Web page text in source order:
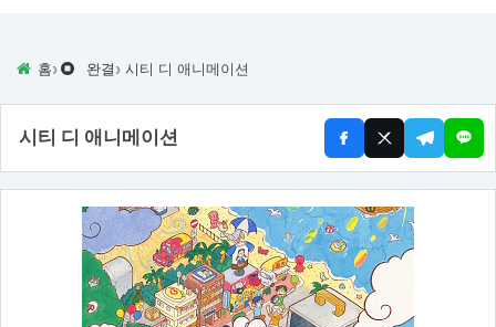
홈› 완결 › 시티 디 애니메이션
시티 디 애니메이션